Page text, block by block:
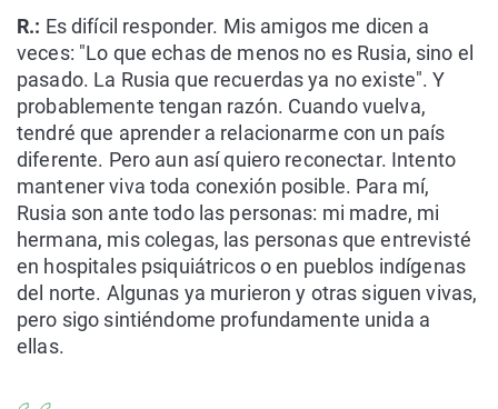
R.: Es difícil responder. Mis amigos me dicen a
veces: "Lo que echas de menos no es Rusia, sino el
pasado. La Rusia que recuerdas ya no existe". Y
probablemente tengan razón. Cuando vuelva,
tendré que aprender a relacionarme con un país
diferente. Pero aun así quiero reconectar. Intento
mantener viva toda conexión posible. Para mí,
Rusia son ante todo las personas: mi madre, mi
hermana, mis colegas, las personas que entrevisté
en hospitales psiquiátricos o en pueblos indígenas
del norte. Algunas ya murieron y otras siguen vivas,
pero sigo sintiéndome profundamente unida a
ellas.